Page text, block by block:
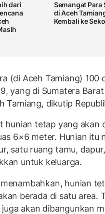
dari
Semangat Para
di Aceh
Kembali ke
(di Aceh Tamiang) 100
yang di Sumatera
Tamiang, dikutip
hunian tetap yang akan
6×6 meter. Hunian itu
satu ruang tamu,
untuk keluarga.
hunian
berada di satu area.
juga akan dibangunkan